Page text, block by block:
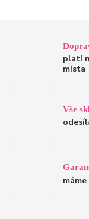
platí
místa
Vše